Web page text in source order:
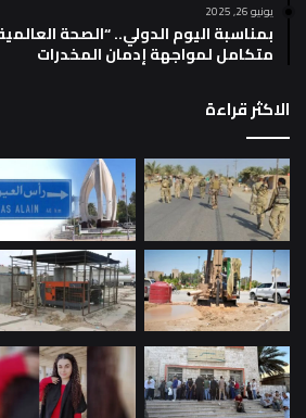
يونيو 26, 2025
بمناسبة اليوم الدولي.. “الصحة
متكامل لمواجهة إدمان المخدرات
الاكثر قراءة